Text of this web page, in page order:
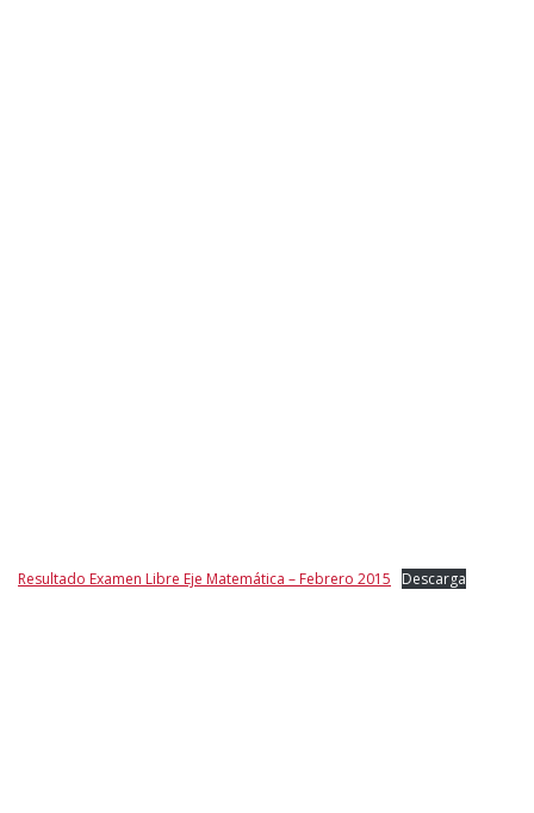
Resultado Examen Libre Eje Matemática – Febrero 2015 Descarga